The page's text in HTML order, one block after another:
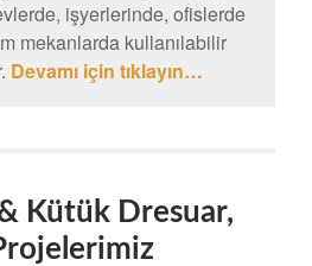
işyerlerinde, ofislerde
mekanlarda kullanılabilir
Devamı için tıklayın…
Kütük Dresuar,